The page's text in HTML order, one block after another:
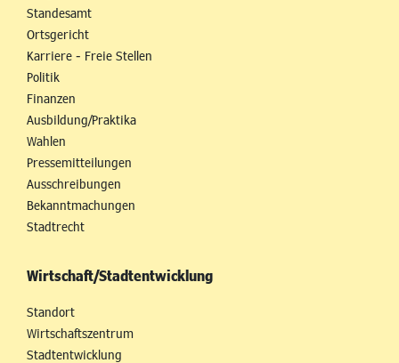
Standesamt
Ortsgericht
Karriere - Freie Stellen
Politik
Finanzen
Ausbildung/Praktika
Wahlen
Pressemitteilungen
Ausschreibungen
Bekanntmachungen
Stadtrecht
Wirtschaft/Stadtentwicklung
Standort
Wirtschaftszentrum
Stadtentwicklung